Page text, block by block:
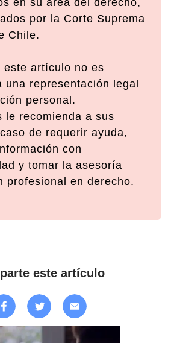
en su área del derecho,
por la Corte Suprema
Chile.
este artículo no es
una representación legal
personal.
le recomienda a sus
de requerir ayuda,
con
y tomar la asesoría
profesional en derecho.
este artículo